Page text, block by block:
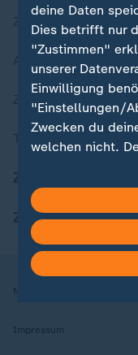
Zuletzt veröffentlicht
Aktuelle Sendungs-
ZDFheute Stories
Themen im
ZDFheute Apps
Nutzungsbedingungen
Impressum
deine Daten
Dies betrifft nur
"Zustimmen"
unserer
Einwilligung
"Einstellungen/
Zwecken du
welchen nicht.
in deinen
Hier findest du
Weitere